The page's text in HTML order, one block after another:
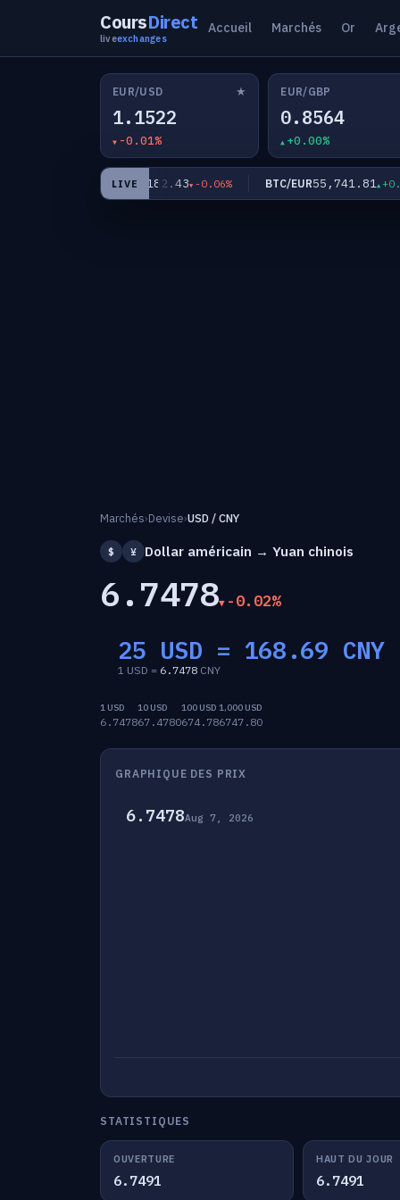
CoursDirect
liveexchanges
Accueil Marchés Or
EUR/USD ★
1.1522
-0.01%
EUR/GBP
0.8564
+0.00%
LIVE
EUR/JPY182.43 -0.06% BTC/EUR55,741.81 +0.01%
Marchés›Devise›USD / CNY
$ ¥ Dollar américain → Yuan chinois
6.7478 -0.02%
25 USD = 168.69 CNY
1 USD = 6.7478 CNY
1 USD
6.7478
10 USD
67.4780
100 USD
674.78
1,000 USD
6747.80
GRAPHIQUE DES PRIX
6.7478Aug 7, 2026
STATISTIQUES
OUVERTURE
6.7491
HAUT DU JOUR
6.7491